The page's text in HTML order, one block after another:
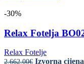
-30%
Relax Fotelja
Relax Fotelje
2.662,00€ Izvorna